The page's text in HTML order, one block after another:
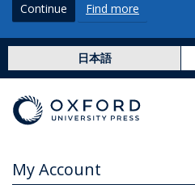
Continue Find more
日本語
My Account